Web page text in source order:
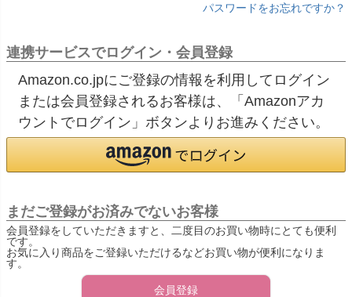
パスワードをお忘れですか？
連携サービスでログイン・会員登録
Amazon.co.jpにご登録の情報を利用してログイン
または会員登録されるお客様は、「Amazonアカ
ウントでログイン」ボタンよりお進みください。
まだご登録がお済みでないお客様
会員登録をしていただきますと、二度目のお買い物時にとても便利
です。
お気に入り商品をご登録いただけるなどお買い物が便利になりま
す。
会員登録